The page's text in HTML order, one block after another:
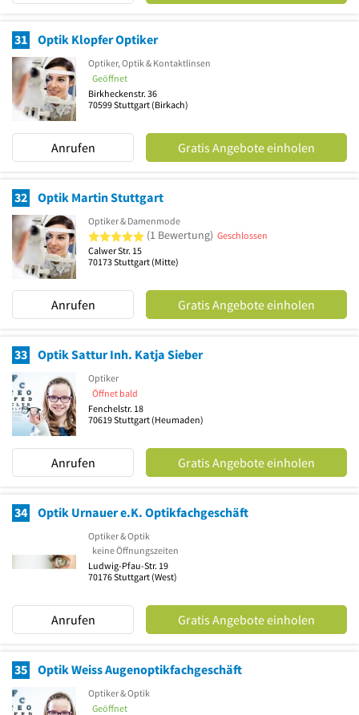
31 Optik Klopfer Optiker
Optiker, Optik & Kontaktlinsen
Geöffnet
Birkheckenstr. 36
70599Stuttgart (Birkach)
Anrufen Gratis Angebote einholen
32 Optik Martin Stuttgart
Optiker & Damenmode
5 von 5 Sternen
(1 Bewertung) Geschlossen
Calwer Str. 15
70173Stuttgart (Mitte)
Anrufen Gratis Angebote einholen
33 Optik Sattur Inh. Katja Sieber
Optiker
Öffnet bald
Fenchelstr. 18
70619Stuttgart (Heumaden)
Anrufen Gratis Angebote einholen
34 Optik Urnauer e.K. Optikfachgeschäft
Optiker & Optik
keine Öffnungszeiten
Ludwig-Pfau-Str. 19
70176Stuttgart (West)
Anrufen Gratis Angebote einholen
35 Optik Weiss Augenoptikfachgeschäft
Optiker & Optik
Geöffnet